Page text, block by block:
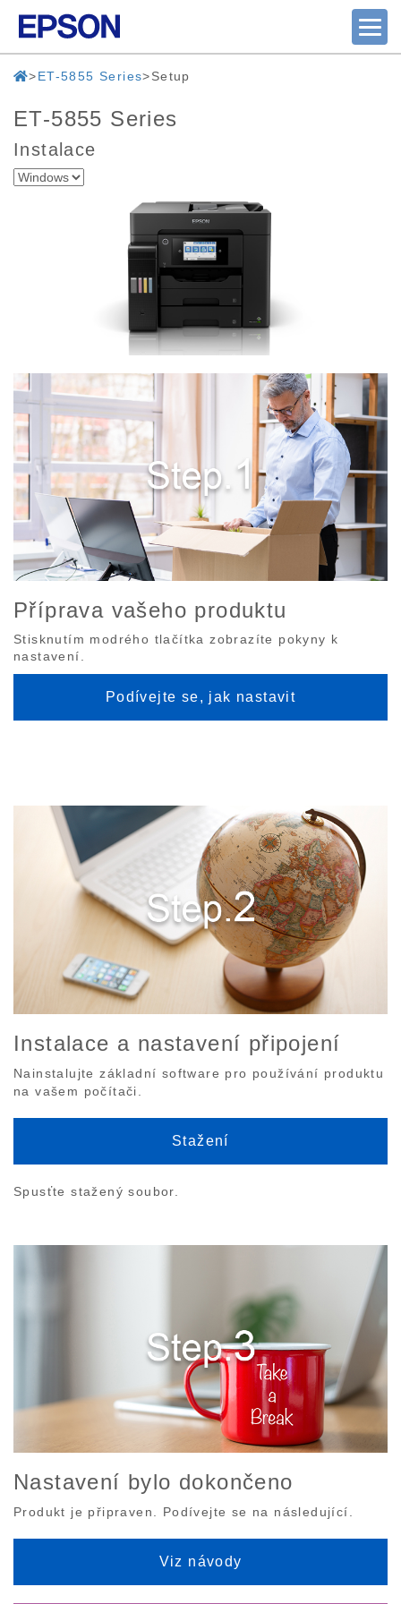
ET-5855 Series Setup
ET-5855 Series
Instalace
Příprava vašeho produktu
Instalace a nastavení připojení
Nainstalujte základní software pro používání produktu
na vašem počítači.
Stažení
Spusťte stažený soubor.
Nastavení bylo dokončeno
Produkt je připraven. Podívejte se na následující.
Viz návody